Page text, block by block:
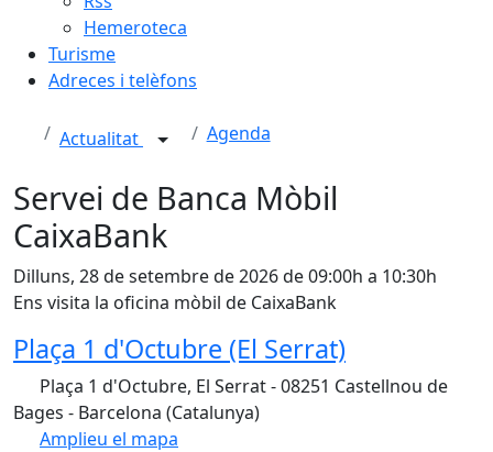
Hemeroteca
Turisme
Adreces i telèfons
Actualitat Agenda
Servei de Banca Mòbil
CaixaBank
Dilluns, 28 de setembre de 2026 de 09:00h a 10:30h
Ens visita la oficina mòbil de CaixaBank
Plaça 1 d'Octubre (El Serrat)
Plaça 1 d'Octubre, El Serrat - 08251 Castellnou de
Bages - Barcelona (Catalunya)
Amplieu el mapa